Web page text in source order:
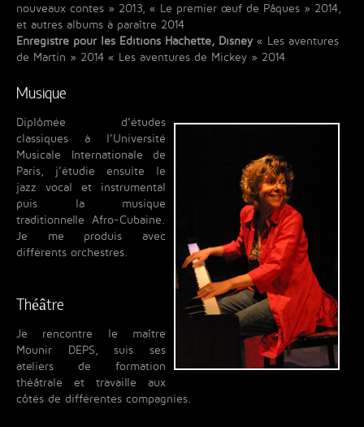
nouveaux contes » 2013, « Le premier œuf de Pâques » 2014,
et autres albums à paraître 2014
Enregistre pour les Editions Hachette, Disney « Les aventures
de Martin » 2014 « Les aventures de Mickey » 2014
Musique
Diplômée d’études
classiques à l’Université
Musicale Internationale de
Paris, j’étudie ensuite le
jazz vocal et instrumental
puis la musique
traditionnelle Afro-Cubaine.
Je me produis avec
différents orchestres.
Théâtre
Je rencontre le maître
Mounir DEPS, suis ses
ateliers de formation
théâtrale et travaille aux
côtés de différentes compagnies.